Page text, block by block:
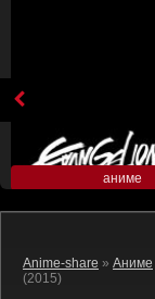
аниме
Anime-share » Аниме
(2015)